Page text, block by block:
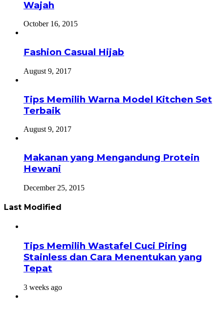
Wajah
October 16, 2015
Fashion Casual Hijab
August 9, 2017
Tips Memilih Warna Model Kitchen Set
Terbaik
August 9, 2017
Makanan yang Mengandung Protein
Hewani
December 25, 2015
Last Modified
Tips Memilih Wastafel Cuci Piring
Stainless dan Cara Menentukan yang
Tepat
3 weeks ago